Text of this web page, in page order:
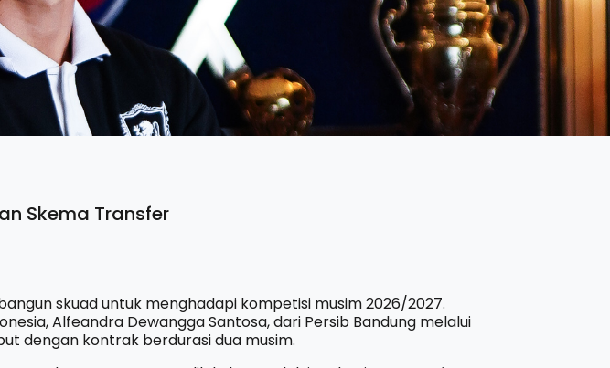
Skema Transfer
skuad untuk menghadapi kompetisi musim 2026/2027.
Alfeandra Dewangga Santosa, dari Persib Bandung melalui
dengan kontrak berdurasi dua musim.